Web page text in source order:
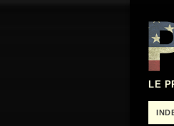
contenu
LE